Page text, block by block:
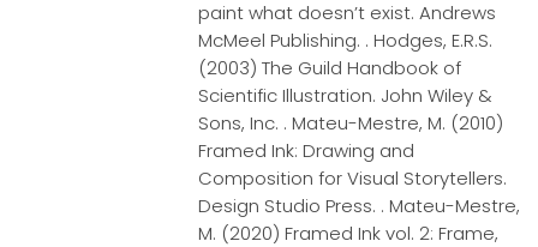
paint what doesn’t exist. Andrews
McMeel Publishing. . Hodges, E.R.S.
(2003) The Guild Handbook of
Scientific Illustration. John Wiley &
Sons, Inc. . Mateu-Mestre, M. (2010)
Framed Ink: Drawing and
Composition for Visual Storytellers.
Design Studio Press. . Mateu-Mestre,
M. (2020) Framed Ink vol. 2: Frame,